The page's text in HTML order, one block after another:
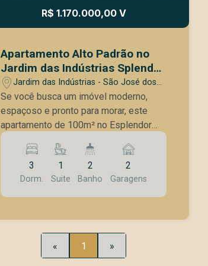
R$ 1.170.000,00 V
Apartamento Alto Padrão no
Jardim das Indústrias Splendor
Garden Recém Reformado,
Completo e com Lazer de
Condomínio Clube!
Jardim das Indústrias - São José dos
Campos/SP
Se você busca um imóvel moderno,
espaçoso e pronto para morar, este
apartamento de 100m² no Esplendor
Garden é a escolha ideal. Com
ambientes integrados, acabamento
impecável e uma infraestrutura de
condomínio que mais parece um resort,
ele oferece conforto, praticidade e
suíte) com armários planejados e ar
condicionado em todos os quartos Sala
3
Dorm.
1
Suite
2
Banho
2
Garagens
« 1 »